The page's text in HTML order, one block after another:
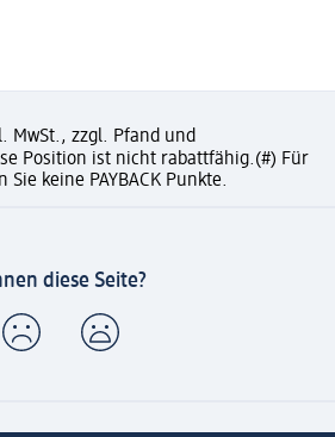
MwSt., zzgl. Pfand und
Position ist nicht rabattfähig.(#) Für
keine PAYBACK Punkte.
diese Seite?